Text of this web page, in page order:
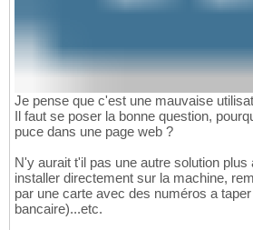
Je pense que c'est une mauvaise
Il faut se poser la bonne question,
puce dans une page web ?
N'y aurait t'il pas une autre solution plus
installer directement sur la machine,
par une carte avec des numéros a
bancaire)...etc.